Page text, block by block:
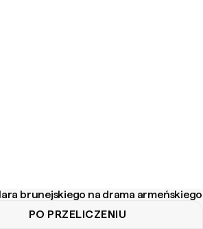
brunejskiego na drama armeńskiego
PO PRZELICZENIU